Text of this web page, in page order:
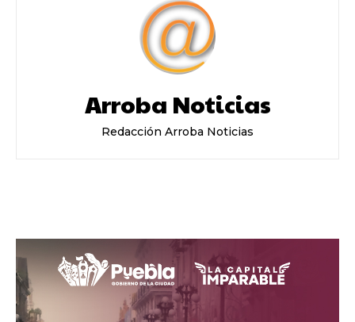
Arroba Noticias
Redacción Arroba Noticias